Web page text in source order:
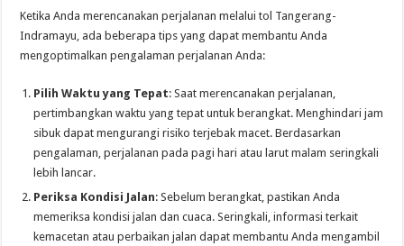
Ketika Anda merencanakan perjalanan melalui tol Tangerang-
Indramayu, ada beberapa tips yang dapat membantu Anda
mengoptimalkan pengalaman perjalanan Anda:
Pilih Waktu yang Tepat: Saat merencanakan perjalanan,
pertimbangkan waktu yang tepat untuk berangkat. Menghindari jam
sibuk dapat mengurangi risiko terjebak macet. Berdasarkan
pengalaman, perjalanan pada pagi hari atau larut malam seringkali
lebih lancar.
Periksa Kondisi Jalan: Sebelum berangkat, pastikan Anda
memeriksa kondisi jalan dan cuaca. Seringkali, informasi terkait
kemacetan atau perbaikan jalan dapat membantu Anda mengambil